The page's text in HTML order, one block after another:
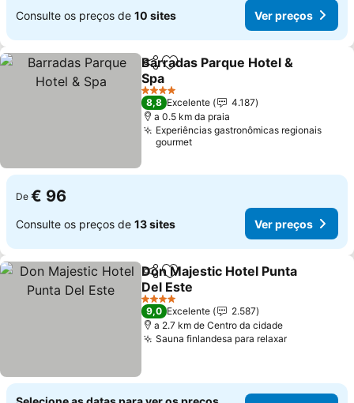
Consulte os preços de 10 sites Ver preços
PartilharAdicionar aos favoritos
Barradas Parque Hotel &
Spa
Ver preços
4 Estrelas
8,8 Excelente
4.187
a 0.5 km da praia
Experiências gastronômicas regionais
gourmet
De € 96
Consulte os preços de 13 sites Ver preços
PartilharAdicionar aos favoritos
Don Majestic Hotel Punta
Del Este
Ver preços
4 Estrelas
9,0 Excelente
2.587
a 2.7 km de Centro da cidade
Sauna finlandesa para relaxarVer preços